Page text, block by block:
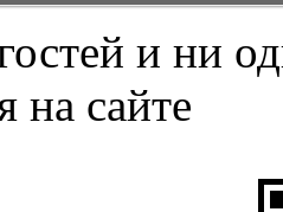
и ни
на сайте